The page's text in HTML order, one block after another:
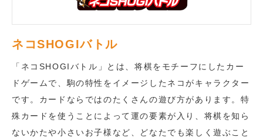
ネコSHOGIバトル
「ネコSHOGIバトル」とは、将棋をモチーフにしたカー
ドゲームで、駒の特性をイメージしたネコがキャラクター
です。カードならではのたくさんの遊び方があります。特
殊カードを使うことによって運の要素が入り、将棋を知ら
ないかたや小さいお子様など、どなたでも楽しく遊ぶこと